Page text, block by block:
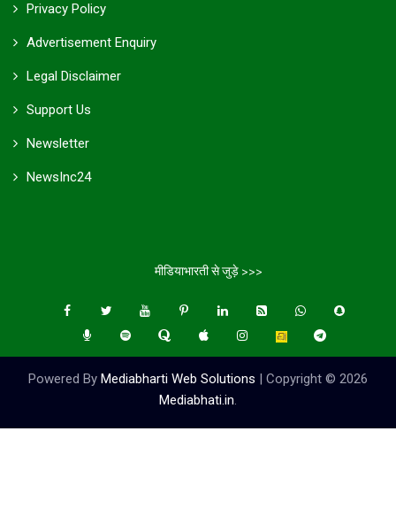
Privacy Policy
Advertisement Enquiry
Legal Disclaimer
Support Us
Newsletter
NewsInc24
मीडियाभारती से जुड़े >>>
Powered By Mediabharti Web Solutions | Copyright © 2026
Mediabhati.in.